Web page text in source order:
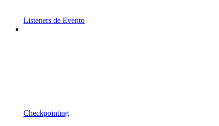
Listeners de Evento
Checkpointing